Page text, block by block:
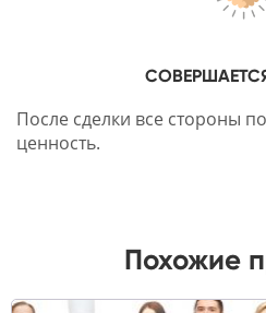
После сделки все стороны
ценность.
Похожие